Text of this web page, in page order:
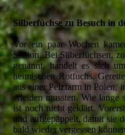
Silberfüchse zu Besuch in
Vor ein paar Wochen
Station. Bei Silberfüchsen,
genannt, handelt es sich
heimischen Rotfuchs.
aus einer Pelzfarm in Polen,
erleiden mussten. Wie lange
ist noch nicht geklärt.
und aufgepäppelt, damit sie
bald wieder vergessen